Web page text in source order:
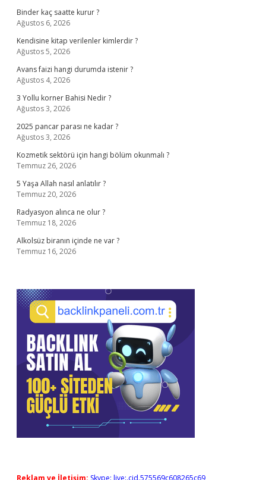
Binder kaç saatte kurur ?
Ağustos 6, 2026
Kendisine kitap verilenler kimlerdir ?
Ağustos 5, 2026
Avans faizi hangi durumda istenir ?
Ağustos 4, 2026
3 Yollu korner Bahisi Nedir ?
Ağustos 3, 2026
2025 pancar parası ne kadar ?
Ağustos 3, 2026
Kozmetik sektörü için hangi bölüm okunmalı ?
Temmuz 26, 2026
5 Yaşa Allah nasıl anlatılır ?
Temmuz 20, 2026
Radyasyon alınca ne olur ?
Temmuz 18, 2026
Alkolsüz biranın içinde ne var ?
Temmuz 16, 2026
Reklam ve İletişim: Skype: live:.cid.575569c608265c69